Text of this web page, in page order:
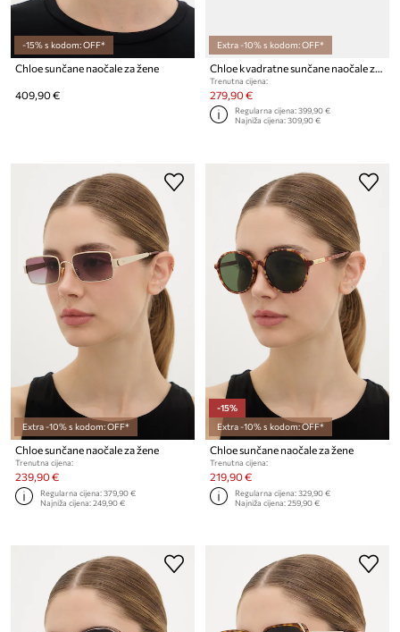
-15% s kodom: OFF*
Chloe sunčane naočale za žene
409,90 €
Extra -10% s kodom: OFF*
Trenutna cijena:
279,90 €
Regularna cijena:399,90 €
Najniža cijena:309,90 €
Extra -10% s kodom: OFF*
Chloe sunčane naočale za žene
Trenutna cijena:
239,90 €
Regularna cijena:379,90 €
Najniža cijena:249,90 €
-15%
Extra -10% s kodom: OFF*
Chloe sunčane naočale za žene
Trenutna cijena:
219,90 €
Regularna cijena:329,90 €
Najniža cijena:259,90 €